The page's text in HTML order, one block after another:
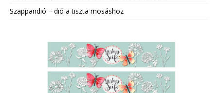
Szappandió – dió a tiszta mosáshoz